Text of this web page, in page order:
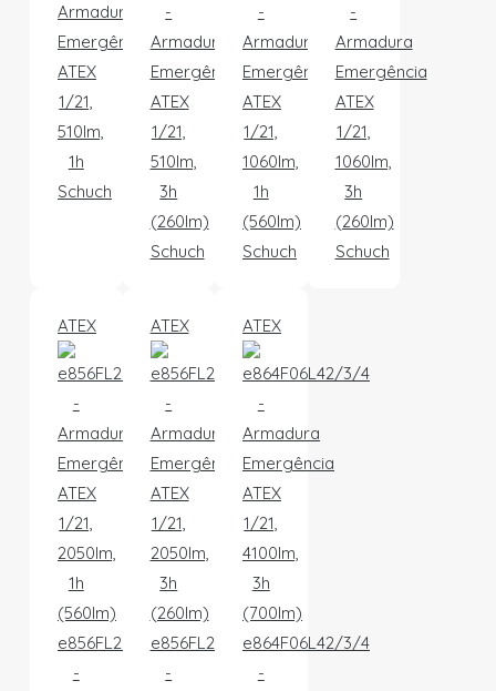
Armadura
Emergência
ATEX
1/21,
510lm,
1h
Schuch
-
Armadura
Emergência
ATEX
1/21,
510lm,
3h
(260lm)
Schuch
-
Armadura
Emergência
ATEX
1/21,
1060lm,
1h
(560lm)
Schuch
-
Armadura
Emergência
ATEX
1/21,
1060lm,
3h
(260lm)
Schuch
ATEX
e856FL20/1/1,6
-
ATEX
e856FL20/3/2,5
-
ATEX
e864F06L42/3/4
-